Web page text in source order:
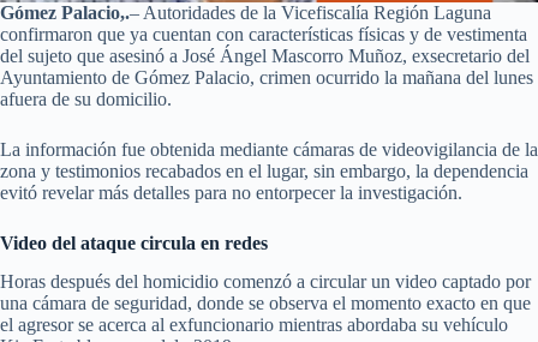
Gómez Palacio,.– Autoridades de la Vicefiscalía Región Laguna
confirmaron que ya cuentan con características físicas y de vestimenta
del sujeto que asesinó a José Ángel Mascorro Muñoz, exsecretario del
Ayuntamiento de Gómez Palacio, crimen ocurrido la mañana del lunes
afuera de su domicilio.
La información fue obtenida mediante cámaras de videovigilancia de la
zona y testimonios recabados en el lugar, sin embargo, la dependencia
evitó revelar más detalles para no entorpecer la investigación.
Video del ataque circula en redes
Horas después del homicidio comenzó a circular un video captado por
una cámara de seguridad, donde se observa el momento exacto en que
el agresor se acerca al exfuncionario mientras abordaba su vehículo